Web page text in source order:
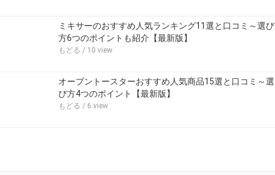
ミキサーのおすすめ人気ランキング11選と口コミ～選び
方6つのポイントも紹介【最新版】
もどる / 10 view
オーブントースターおすすめ人気商品15選と口コミ～選
び方4つのポイント【最新版】
もどる / 6 view